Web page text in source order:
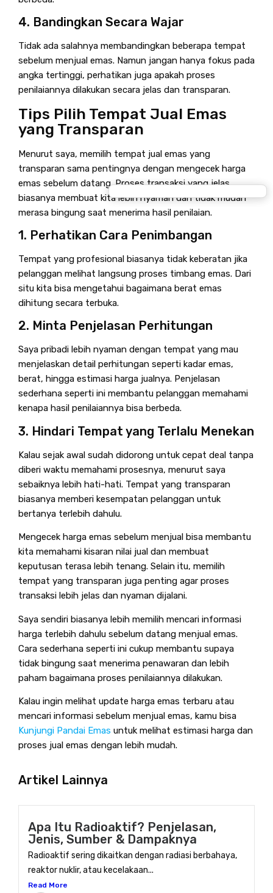
4. Bandingkan Secara Wajar
Tidak ada salahnya membandingkan beberapa tempat
sebelum menjual emas. Namun jangan hanya fokus pada
angka tertinggi, perhatikan juga apakah proses
penilaiannya dilakukan secara jelas dan transparan.
Tips Pilih Tempat Jual Emas
yang Transparan
Menurut saya, memilih tempat jual emas yang
transparan sama pentingnya dengan mengecek harga
emas sebelum datang. Proses transaksi yang jelas
biasanya membuat kita lebih nyaman dan tidak mudah
merasa bingung saat menerima hasil penilaian.
1. Perhatikan Cara Penimbangan
Tempat yang profesional biasanya tidak keberatan jika
pelanggan melihat langsung proses timbang emas. Dari
situ kita bisa mengetahui bagaimana berat emas
dihitung secara terbuka.
2. Minta Penjelasan Perhitungan
Saya pribadi lebih nyaman dengan tempat yang mau
menjelaskan detail perhitungan seperti kadar emas,
berat, hingga estimasi harga jualnya. Penjelasan
sederhana seperti ini membantu pelanggan memahami
kenapa hasil penilaiannya bisa berbeda.
3. Hindari Tempat yang Terlalu Menekan
Kalau sejak awal sudah didorong untuk cepat deal tanpa
diberi waktu memahami prosesnya, menurut saya
sebaiknya lebih hati-hati. Tempat yang transparan
biasanya memberi kesempatan pelanggan untuk
bertanya terlebih dahulu.
Mengecek harga emas sebelum menjual bisa membantu
kita memahami kisaran nilai jual dan membuat
keputusan terasa lebih tenang. Selain itu, memilih
tempat yang transparan juga penting agar proses
transaksi lebih jelas dan nyaman dijalani.
Saya sendiri biasanya lebih memilih mencari informasi
harga terlebih dahulu sebelum datang menjual emas.
Cara sederhana seperti ini cukup membantu supaya
tidak bingung saat menerima penawaran dan lebih
paham bagaimana proses penilaiannya dilakukan.
Kalau ingin melihat update harga emas terbaru atau
mencari informasi sebelum menjual emas, kamu bisa
Kunjungi Pandai Emas untuk melihat estimasi harga dan
proses jual emas dengan lebih mudah.
Artikel Lainnya
Apa Itu Radioaktif? Penjelasan,
Jenis, Sumber & Dampaknya
Radioaktif sering dikaitkan dengan radiasi berbahaya,
reaktor nuklir, atau kecelakaan...
Read More